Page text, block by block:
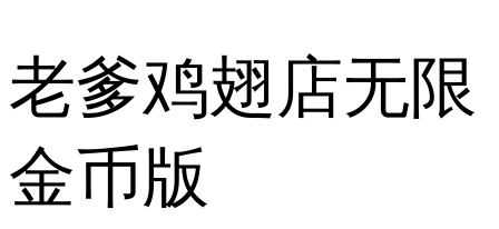
老爹鸡翅店无限
金币版